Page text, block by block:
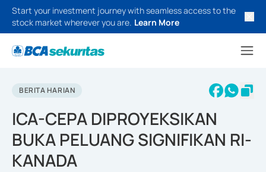
Start your investment journey with seamless access to the
stock market wherever you are. Learn More
BERITA HARIAN
ICA-CEPA DIPROYEKSIKAN
BUKA PELUANG SIGNIFIKAN RI-
KANADA